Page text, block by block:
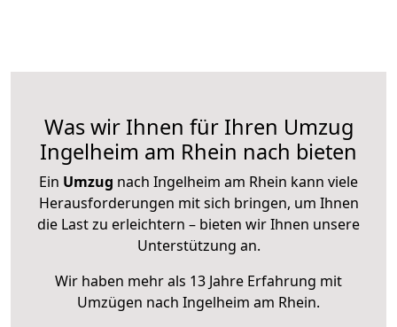
Was wir Ihnen für Ihren Umzug
Ingelheim am Rhein nach bieten
Ein Umzug nach Ingelheim am Rhein kann viele
Herausforderungen mit sich bringen, um Ihnen
die Last zu erleichtern – bieten wir Ihnen unsere
Unterstützung an.
Wir haben mehr als 13 Jahre Erfahrung mit
Umzügen nach Ingelheim am Rhein.